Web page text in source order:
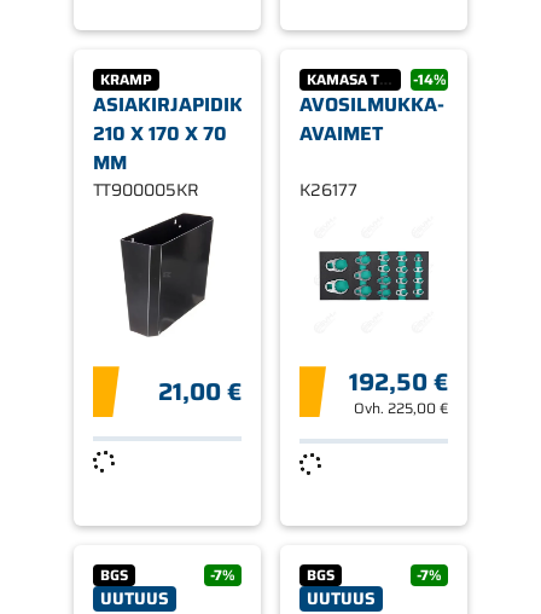
KRAMP
ASIAKIRJAPIDIKE
210 X 170 X 70
MM
TT900005KR
21,00 €
KAMASA TOOLS -14%
AVOSILMUKKA-
AVAIMET
K26177
192,50 €
Ovh.225,00 €
BGS -7%
UUTUUS
BGS -7%
UUTUUS